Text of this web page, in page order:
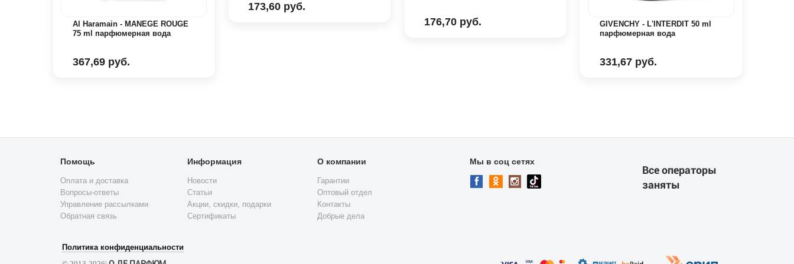
Al Haramain - MANEGE ROUGE
75 ml парфюмерная вода
367,69 руб.
173,60 руб.
176,70 руб.
GIVENCHY - L'INTERDIT 50 ml
парфюмерная вода
331,67 руб.
Помощь
Оплата и доставка
Вопросы-ответы
Управление рассылками
Обратная связь
Информация
Новости
Статьи
Акции, скидки, подарки
Сертификаты
О компании
Гарантии
Оптовый отдел
Контакты
Добрые дела
Мы в соц сетях
Все операторы
заняты
Политика конфиденциальности